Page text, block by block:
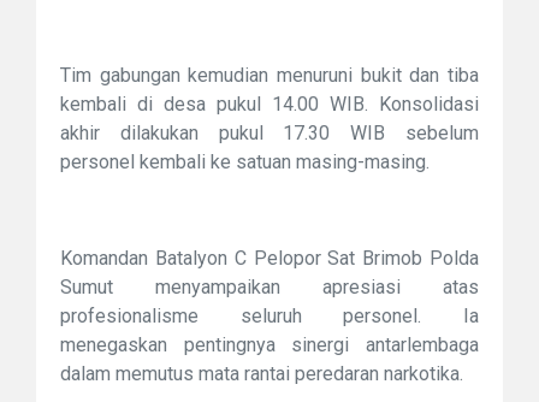
Tim gabungan kemudian menuruni bukit dan tiba
kembali di desa pukul 14.00 WIB. Konsolidasi
akhir dilakukan pukul 17.30 WIB sebelum
personel kembali ke satuan masing-masing.
Komandan Batalyon C Pelopor Sat Brimob Polda
Sumut menyampaikan apresiasi atas
profesionalisme seluruh personel. Ia
menegaskan pentingnya sinergi antarlembaga
dalam memutus mata rantai peredaran narkotika.